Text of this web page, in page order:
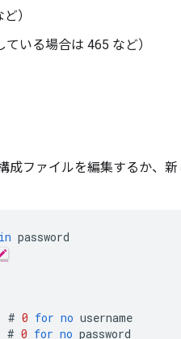
）
いる場合は 465 など）
成ファイルを編集するか、
password
# 0 for no username
# 0 for no password